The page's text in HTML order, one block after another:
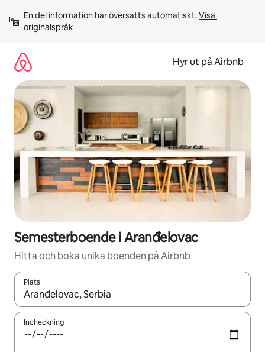
innehåll
En del information har översatts automatiskt. Visa
originalspråk
Hyr ut på Airbnb
Semesterboende i Aranđelovac
Hitta och boka unika boenden på Airbnb
Plats
När resultaten är tillgängliga kan du navigera med upp- och
Incheckning